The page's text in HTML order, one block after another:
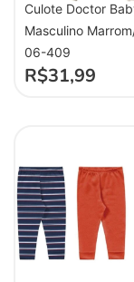
Culote Doctor
Masculino
06-409
R$31,99